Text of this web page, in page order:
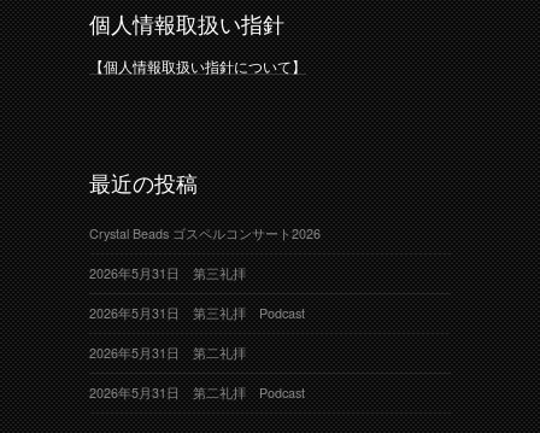
個人情報取扱い指針
【個人情報取扱い指針について】
最近の投稿
Crystal Beads ゴスペルコンサート2026
2026年5月31日 第三礼拝
2026年5月31日 第三礼拝 Podcast
2026年5月31日 第二礼拝
2026年5月31日 第二礼拝 Podcast